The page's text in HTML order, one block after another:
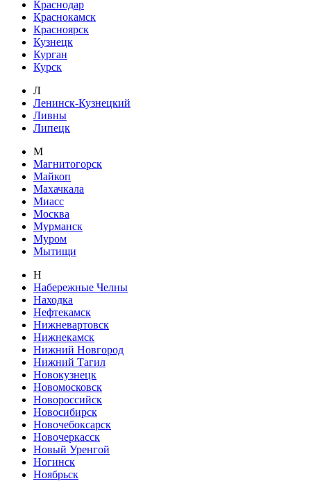
Краснодар
Краснокамск
Красноярск
Кузнецк
Курган
Курск
Л
Ленинск-Кузнецкий
Ливны
Липецк
М
Магнитогорск
Майкоп
Махачкала
Миасс
Москва
Мурманск
Муром
Мытищи
Н
Набережные Челны
Находка
Нефтекамск
Нижневартовск
Нижнекамск
Нижний Новгород
Нижний Тагил
Новокузнецк
Новомосковск
Новороссийск
Новосибирск
Новочебоксарск
Новочеркасск
Новый Уренгой
Ногинск
Ноябрьск